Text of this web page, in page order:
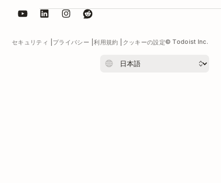
セキュリティ プライバシー 利用規約 クッキーの設定© Todoist Inc.